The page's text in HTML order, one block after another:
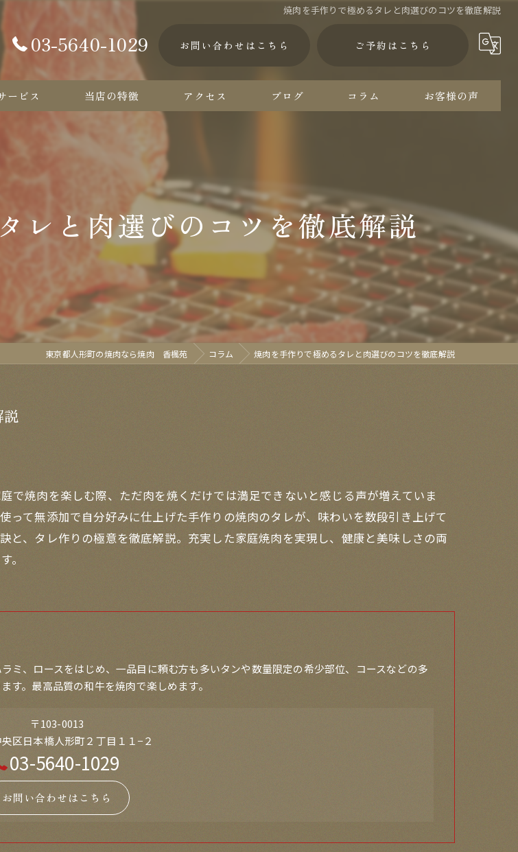
焼肉を手作りで極めるタレと肉選びのコツを徹底解説
03-5640-1029 お問い合わせはこちら ご予約はこちら
ービス 当店の特徴
カルビ
タン
アクセス ブログ コラム お客様の声
レと肉選びのコツを徹底解説
東京都人形町の焼肉なら焼肉 香楓苑 コラム 焼肉を手作りで極めるタレと肉選びのコツを徹底解説
説
で焼肉を楽しむ際、ただ肉を焼くだけでは満足できないと感じる声が増えていま
って無添加で自分好みに仕上げた手作りの焼肉のタレが、味わいを数段引き上げて
と、タレ作りの極意を徹底解説。充実した家庭焼肉を実現し、健康と美味しさの両
。
ミ、ロースをはじめ、一品目に頼む方も多いタンや数量限定の希少部位、コースなどの多
す。最高品質の和牛を焼肉で楽しめます。
〒103-0013
区日本橋人形町２丁目１１−２
03-5640-1029
お問い合わせはこちら